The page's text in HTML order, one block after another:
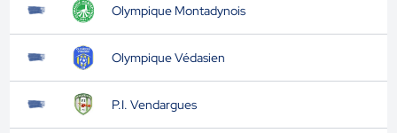
Olympique Montadynois
Olympique Védasien
P.I. Vendargues